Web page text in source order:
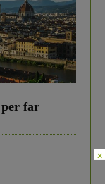
per far
×